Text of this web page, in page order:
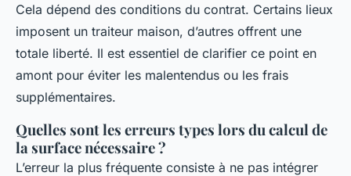
Cela dépend des conditions du contrat. Certains lieux
imposent un traiteur maison, d’autres offrent une
totale liberté. Il est essentiel de clarifier ce point en
amont pour éviter les malentendus ou les frais
supplémentaires.
Quelles sont les erreurs types lors du calcul de
la surface nécessaire ?
L’erreur la plus fréquente consiste à ne pas intégrer